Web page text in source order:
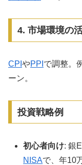
4. 市場環境の
CPI やPPI で調整。
ーン。
投資戦略例
初心者向け: 銀
NISAで、年10